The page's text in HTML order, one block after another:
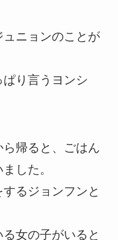
ニョンのことが
り言うヨンシ
帰ると、ごはん
した。
るジョンフンと
女の子がいると